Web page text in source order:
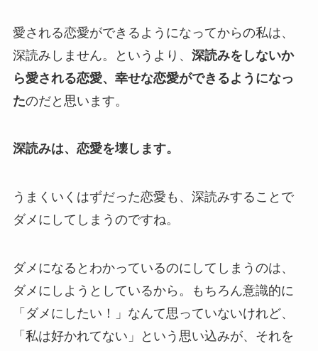
愛される恋愛ができるようになってからの私は、
深読みしません。というより、 深読みをしないか
ら愛される恋愛、幸せな恋愛ができるようになっ
たのだと思います。
深読みは、恋愛を壊します。
うまくいくはずだった恋愛も、深読みすることで
ダメにしてしまうのですね。
ダメになるとわかっているのにしてしまうのは、
ダメにしようとしているから。もちろん意識的に
「ダメにしたい！」なんて思っていないけれど、
「私は好かれてない」という思い込みが、それを